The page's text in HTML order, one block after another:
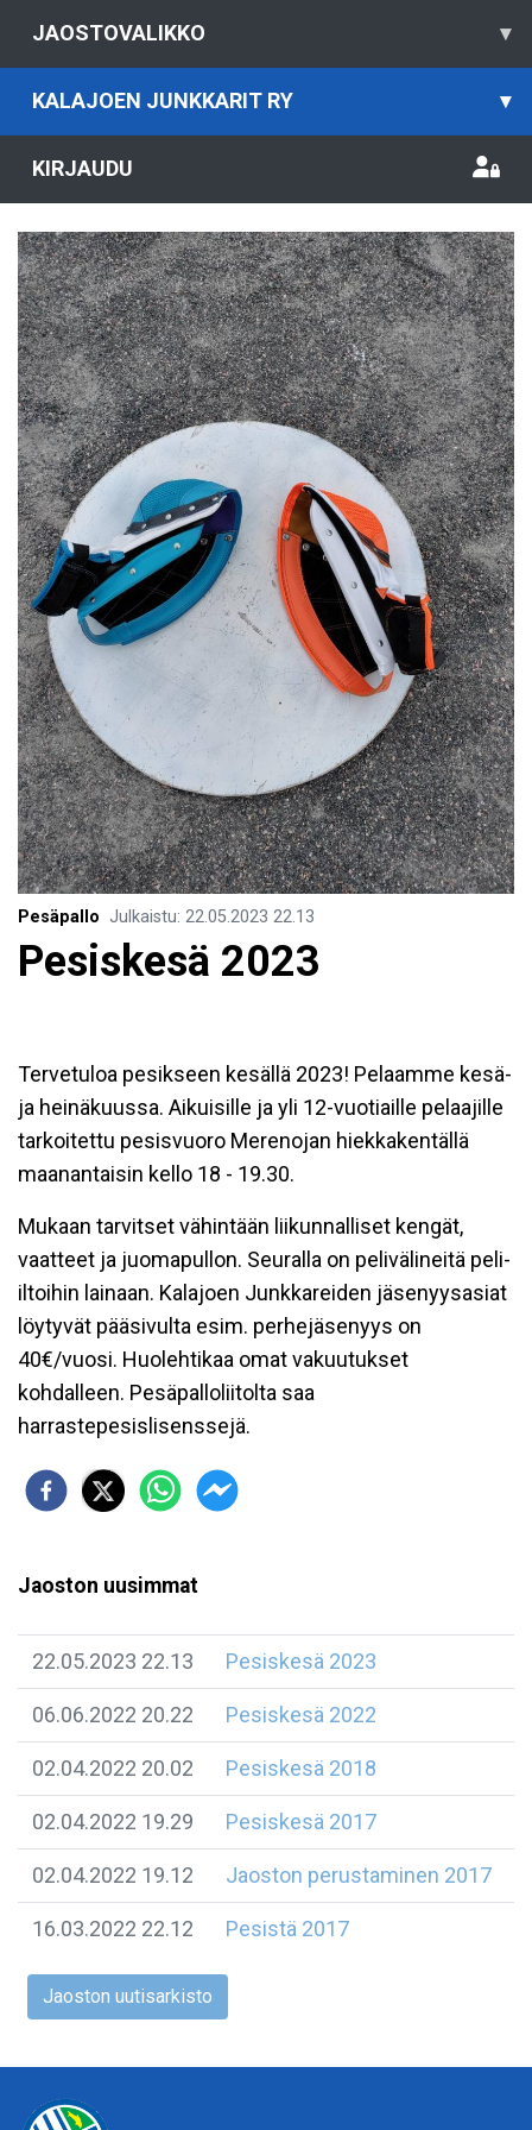
JAOSTOVALIKKO ▾
KALAJOEN JUNKKARIT RY ▾
KIRJAUDU
Pesäpallo Julkaistu: 22.05.2023 22.13
Pesiskesä 2023
Tervetuloa pesikseen kesällä 2023! Pelaamme kesä-
ja heinäkuussa. Aikuisille ja yli 12-vuotiaille pelaajille
tarkoitettu pesisvuoro Merenojan hiekkakentällä
maanantaisin kello 18 - 19.30.
Mukaan tarvitset vähintään liikunnalliset kengät,
vaatteet ja juomapullon. Seuralla on pelivälineitä peli-
iltoihin lainaan. Kalajoen Junkkareiden jäsenyysasiat
löytyvät pääsivulta esim. perhejäsenyys on
40€/vuosi. Huolehtikaa omat vakuutukset
kohdalleen. Pesäpalloliitolta saa
harrastepesislisenssejä.
Jaoston uusimmat
22.05.2023 22.13 Pesiskesä 2023
06.06.2022 20.22 Pesiskesä 2022
02.04.2022 20.02 Pesiskesä 2018
02.04.2022 19.29 Pesiskesä 2017
02.04.2022 19.12 Jaoston perustaminen 2017
16.03.2022 22.12 Pesistä 2017
Jaoston uutisarkisto